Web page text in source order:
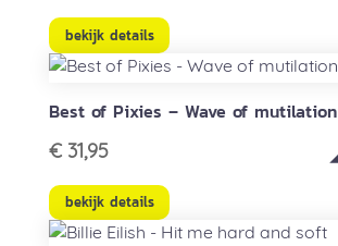
bekijk details
Best of Pixies – Wave of mutilation
€31,95
bekijk details